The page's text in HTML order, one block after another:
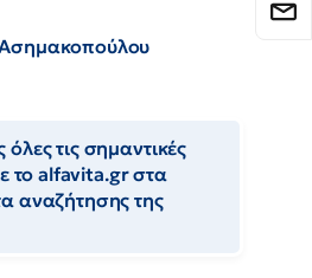
τις σημαντικές
το alfavita.gr στα
αναζήτησης της